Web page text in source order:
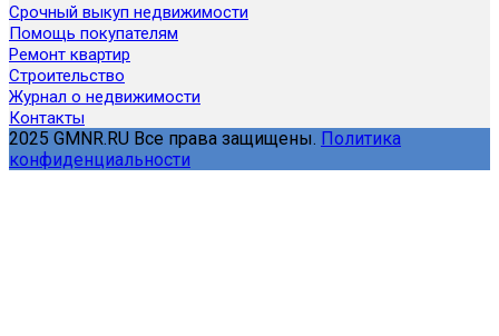
Срочный выкуп недвижимости
Помощь покупателям
Ремонт квартир
Строительство
Журнал о недвижимости
Контакты
2025 GMNR.RU Все права защищены. Политика
конфиденциальности